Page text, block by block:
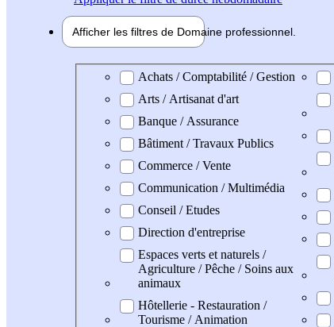
Afficher les filtres de Domaine professionnel
Domaine professionel
Achats / Comptabilité / Gestion
Arts / Artisanat d'art
Banque / Assurance
Bâtiment / Travaux Publics
Commerce / Vente
Communication / Multimédia
Conseil / Etudes
Direction d'entreprise
Espaces verts et naturels /
Agriculture / Pêche / Soins aux
animaux
Hôtellerie - Restauration /
Tourisme / Animation